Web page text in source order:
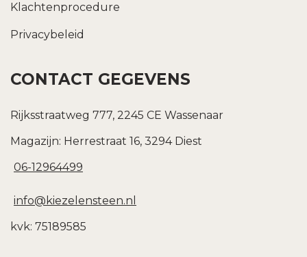
Klachtenprocedure
Privacybeleid
CONTACT GEGEVENS
Rijksstraatweg 777, 2245 CE Wassenaar
Magazijn: Herrestraat 16, 3294 Diest
06-12964499
info@kiezelensteen.nl
kvk: 75189585